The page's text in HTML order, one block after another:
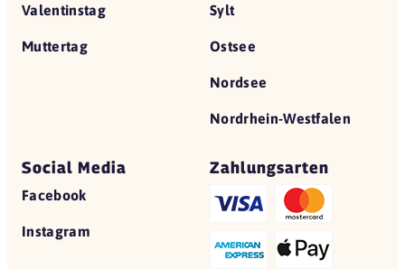
Valentinstag
Muttertag
Sylt
Ostsee
Nordsee
Nordrhein-Westfalen
Social Media
Facebook
Instagram
Zahlungsarten